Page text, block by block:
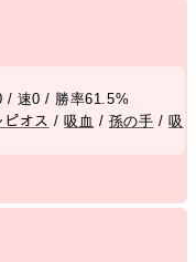
/ 速0 / 勝率61.5%
ピオス /吸血 / 孫の手 / 吸